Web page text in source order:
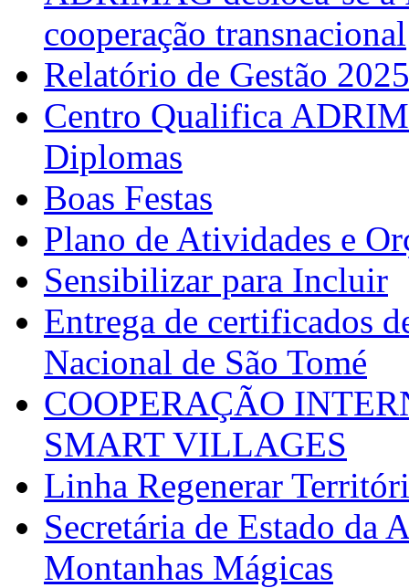
cooperação transnacional
Relatório de Gestão 2025
Centro Qualifica
Diplomas
Boas Festas
Plano de Atividades e
Sensibilizar para Incluir
Entrega de certificados
Nacional de São Tomé
COOPERAÇÃO
SMART VILLAGES
Linha Regenerar
Secretária de Estado da
Montanhas Mágicas